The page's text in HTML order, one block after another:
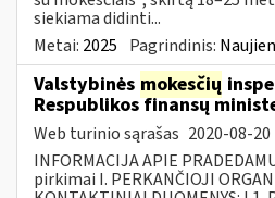
siekiama didinti...
Metai: 2025 Pagrindinis:
Valstybinės mokesčių
Respublikos finansų
Web turinio sąrašas 2020-08-20
INFORMACIJA APIE
pirkimai I. PERKANČIOJI